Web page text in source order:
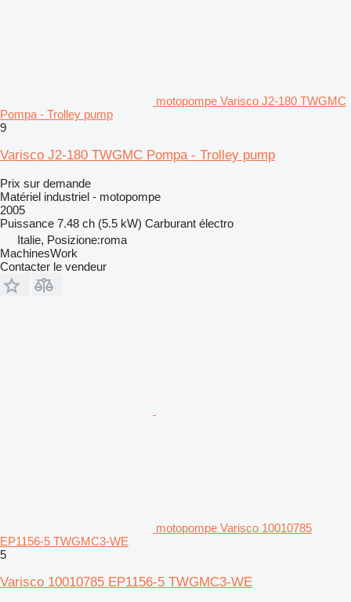
motopompe Varisco J2-180 TWGMC
Pompa - Trolley pump
9
Varisco J2-180 TWGMC Pompa - Trolley pump
Prix sur demande
Matériel industriel - motopompe
2005
Puissance 7.48 ch (5.5 kW) Carburant électro
Italie, Posizione:roma
MachinesWork
Contacter le vendeur
motopompe Varisco 10010785
EP1156-5 TWGMC3-WE
5
Varisco 10010785 EP1156-5 TWGMC3-WE